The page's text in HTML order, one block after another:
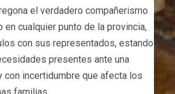
el verdadero compañerismo
en cualquier punto de la provincia,
con sus representados, estando
presentes ante una
con incertidumbre que afecta los